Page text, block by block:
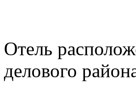
Отель
делового